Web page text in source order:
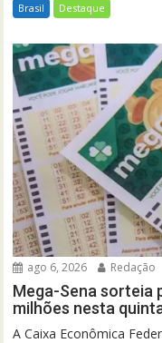
Brasil Destaque
ago 6, 2026 Redação
Mega-Sena sorteia
milhões nesta
A Caixa Econômica